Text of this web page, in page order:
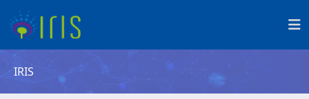
IRIS